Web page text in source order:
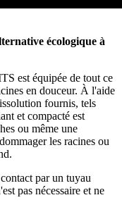
écologique à
est équipée de tout ce
en douceur. À l'aide
fournis, tels
et compacté est
ou même une
les racines ou
par un tuyau
pas nécessaire et ne